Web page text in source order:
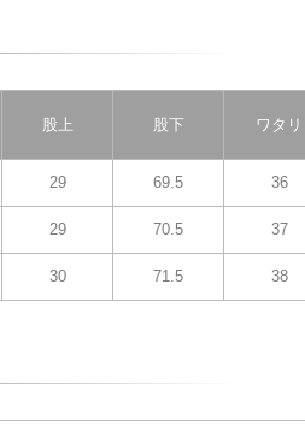
股上 股下 ワタリ
29 69.5 36
29 70.5 37
30 71.5 38